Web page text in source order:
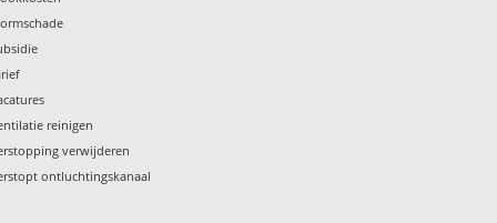
reinigen
verwijderen
ontluchtingskanaal